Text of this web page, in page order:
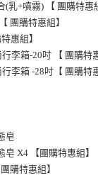
乳+噴霧) 【 團購特惠
團購特惠組】
惠組】
李箱-20吋 【 團購特
李箱 -28吋【 團購特
皂
X4 【團購特惠組】
購特惠組】